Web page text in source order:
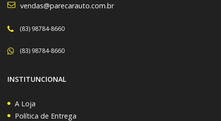
vendas@parecarauto.com.br
(83) 98784-8660
(83) 98784-8660
INSTITUNCIONAL
A Loja
Política de Entrega